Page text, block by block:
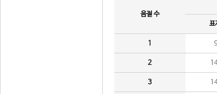
음절 수
표
1
2
3